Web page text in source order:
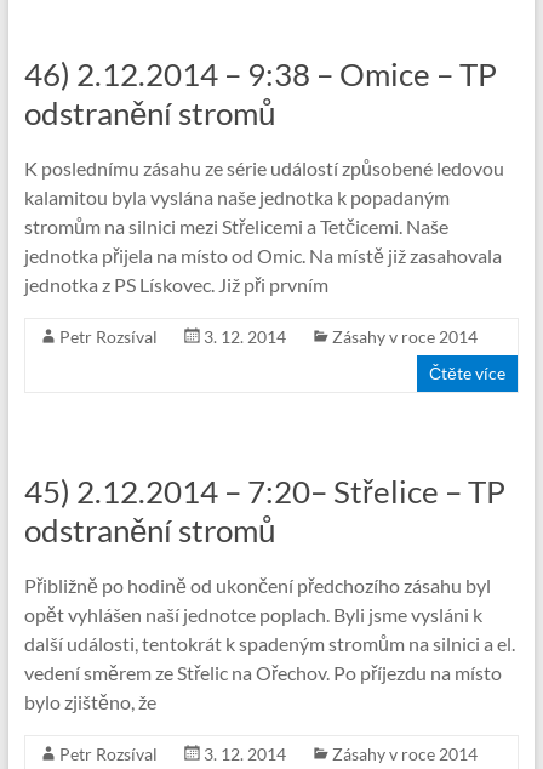
46) 2.12.2014 – 9:38 – Omice – TP
odstranění stromů
K poslednímu zásahu ze série událostí způsobené ledovou
kalamitou byla vyslána naše jednotka k popadaným
stromům na silnici mezi Střelicemi a Tetčicemi. Naše
jednotka přijela na místo od Omic. Na místě již zasahovala
jednotka z PS Lískovec. Již při prvním
Petr Rozsíval 3. 12. 2014
Zásahy v roce 2014
Čtěte více
45) 2.12.2014 – 7:20– Střelice – TP
odstranění stromů
Přibližně po hodině od ukončení předchozího zásahu byl
opět vyhlášen naší jednotce poplach. Byli jsme vysláni k
další události, tentokrát k spadeným stromům na silnici a el.
vedení směrem ze Střelic na Ořechov. Po příjezdu na místo
bylo zjištěno, že
Petr Rozsíval 3. 12. 2014
Zásahy v roce 2014